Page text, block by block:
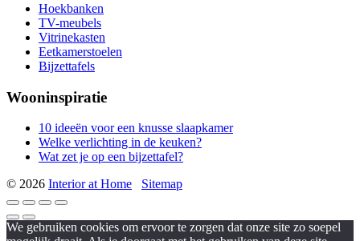
Hoekbanken
TV-meubels
Vitrinekasten
Eetkamerstoelen
Bijzettafels
Wooninspiratie
10 ideeën voor een knusse slaapkamer
Welke verlichting in de keuken?
Wat zet je op een bijzettafel?
© 2026 Interior at Home Sitemap
We gebruiken cookies om ervoor te zorgen dat onze site zo soepel